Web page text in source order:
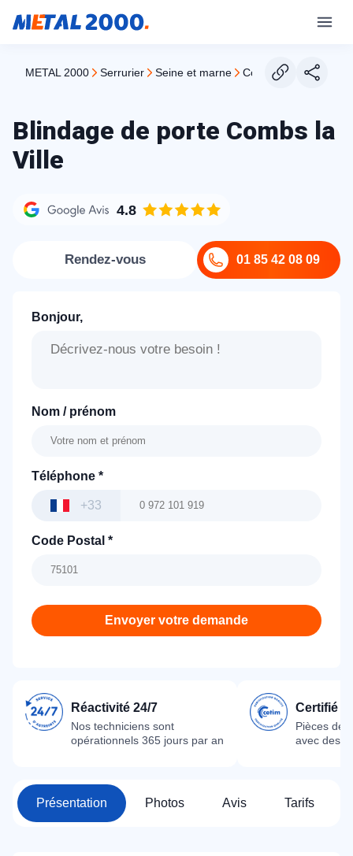
METAL 2000 serrurier seine et marne combs la ville
Blindage de porte Combs la
Ville
4.8
01 85 42 08 09
Rendez-vous
Bonjour,
Nom / prénom
Téléphone *
+33
Code Postal *
Envoyer votre demande
Réactivité 24/7
Nos techniciens sont
opérationnels 365 jours par an
Certifié
Pièces
avec des
Présentation Photos Avis Tarifs